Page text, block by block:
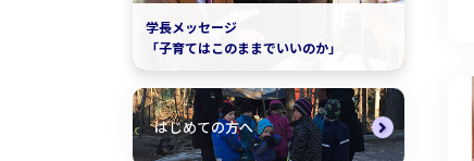
学長メッセージ
「子育てはこのままでいいのか」
はじめての方へ